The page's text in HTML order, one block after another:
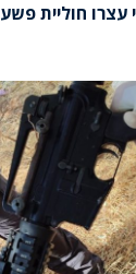
עצרו חוליית